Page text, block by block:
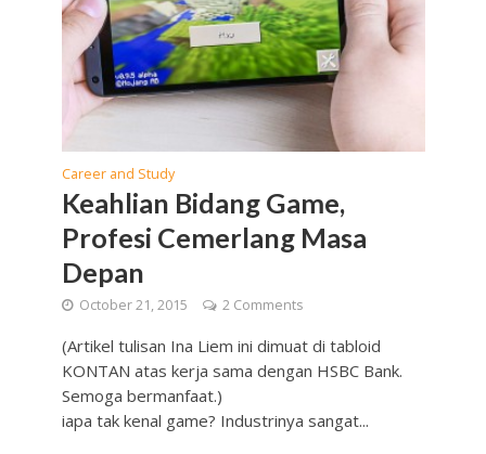
Career and Study
Keahlian Bidang Game,
Profesi Cemerlang Masa
Depan
October 21, 2015 2 Comments
(Artikel tulisan Ina Liem ini dimuat di tabloid
KONTAN atas kerja sama dengan HSBC Bank.
Semoga bermanfaat.)
iapa tak kenal game? Industrinya sangat...